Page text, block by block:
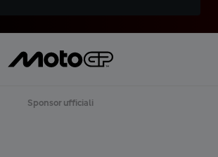
Sponsor ufficiali